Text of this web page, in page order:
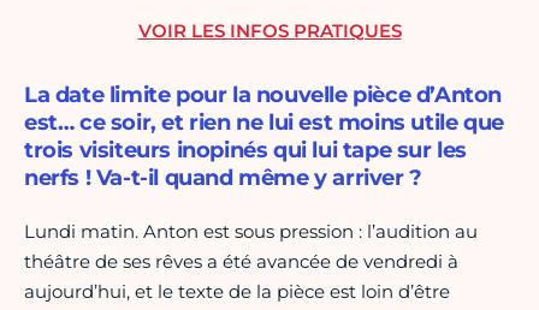
La date limite pour la nouvelle pièce d’Anton
est… ce soir, et rien ne lui est moins utile que
trois visiteurs inopinés qui lui tape sur les
nerfs ! Va-t-il quand même y arriver ?
Lundi matin. Anton est sous pression : l’audition au
théâtre de ses rêves a été avancée de vendredi à
aujourd’hui, et le texte de la pièce est loin d’être
VOIR LES INFOS PRATIQUES